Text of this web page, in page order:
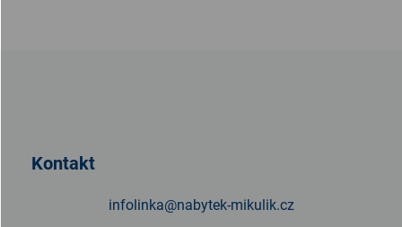
Kontakt
infolinka@nabytek-mikulik.cz